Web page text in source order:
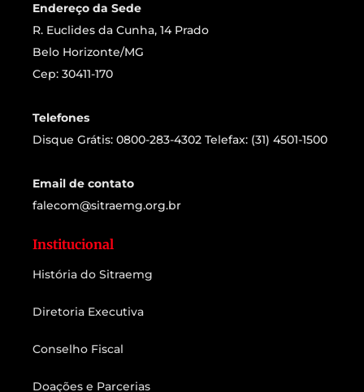
Endereço da Sede
R. Euclides da Cunha, 14 Prado
Belo Horizonte/MG
Cep: 30411-170
Telefones
Disque Grátis: 0800-283-4302 Telefax: (31) 4501-1500
Email de contato
falecom@sitraemg.org.br
Institucional
História do Sitraemg
Diretoria Executiva
Conselho Fiscal
Doações e Parcerias